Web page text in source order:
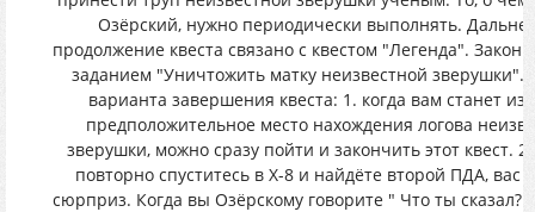
Озёрский, нужно периодически выполнять.
продолжение квеста связано с квестом "Легенда".
заданием "Уничтожить матку неизвестной зверушки".
варианта завершения квеста: 1. когда вам станет
предположительное место нахождения логова
зверушки, можно сразу пойти и закончить этот квест.
повторно спуститесь в Х-8 и найдёте второй ПДА, вас
сюрприз. Когда вы Озёрскому говорите " Что ты сказал?